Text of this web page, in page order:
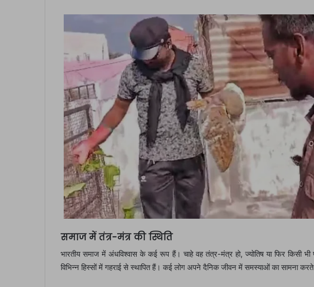
समाज में तंत्र-मंत्र की स्थिति
भारतीय समाज में अंधविश्वास के कई रूप हैं। चाहे वह तंत्र-मंत्र हो, ज्योतिष या फिर किसी
विभिन्न हिस्सों में गहराई से स्थापित हैं। कई लोग अपने दैनिक जीवन में समस्याओं का सामना करते